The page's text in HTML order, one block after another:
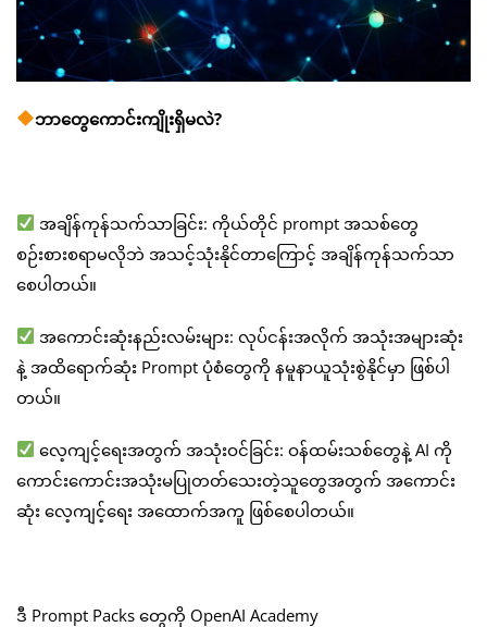
ဘာတွေကောင်းကျိုးရှိမလဲ?
အချိန်ကုန်သက်သာခြင်း: ကိုယ်တိုင် prompt အသစ်တွေ
စဉ်းစားစရာမလိုဘဲ အသင့်သုံးနိုင်တာကြောင့် အချိန်ကုန်သက်သာ
စေပါတယ်။
အကောင်းဆုံးနည်းလမ်းများ: လုပ်ငန်းအလိုက် အသုံးအများဆုံး
နဲ့ အထိရောက်ဆုံး Prompt ပုံစံတွေကို နမူနာယူသုံးစွဲနိုင်မှာ ဖြစ်ပါ
တယ်။
လေ့ကျင့်ရေးအတွက် အသုံးဝင်ခြင်း: ဝန်ထမ်းသစ်တွေနဲ့ AI ကို
ကောင်းကောင်းအသုံးမပြုတတ်သေးတဲ့သူတွေအတွက် အကောင်း
ဆုံး လေ့ကျင့်ရေး အထောက်အကူ ဖြစ်စေပါတယ်။
ဒီ Prompt Packs တွေကို OpenAI Academy